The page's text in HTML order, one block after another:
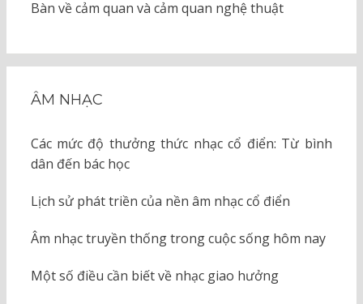
Bàn về cảm quan và cảm quan nghệ thuật
ÂM NHẠC
Các mức độ thưởng thức nhạc cổ điển: Từ bình
dân đến bác học
Lịch sử phát triền của nền âm nhạc cổ điển
Âm nhạc truyền thống trong cuộc sống hôm nay
Một số điều cần biết về nhạc giao hưởng